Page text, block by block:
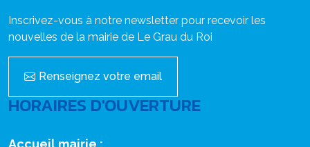
Inscrivez-vous à notre newsletter pour recevoir les
nouvelles de la mairie de Le Grau du Roi
Renseignez votre email
HORAIRES D'OUVERTURE
Accueil mairie :